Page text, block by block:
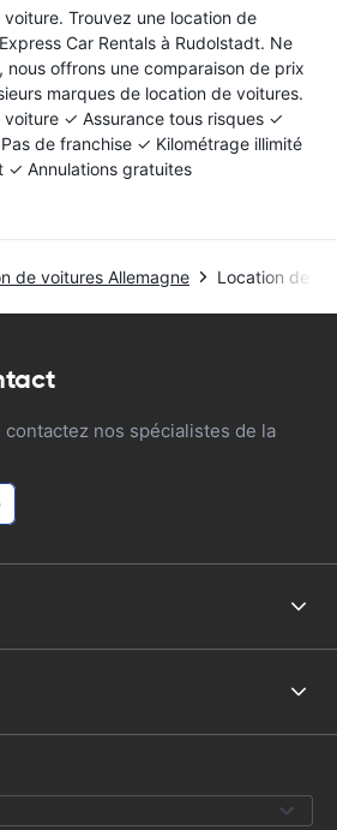
Trouvez une location de
Car Rentals à Rudolstadt. Ne
nous offrons une comparaison de prix
marques de location de voitures.
✓ Assurance tous risques ✓
de franchise ✓ Kilométrage illimité
Annulations gratuites
de voitures Allemagne Location de
contactez nos spécialistes de la